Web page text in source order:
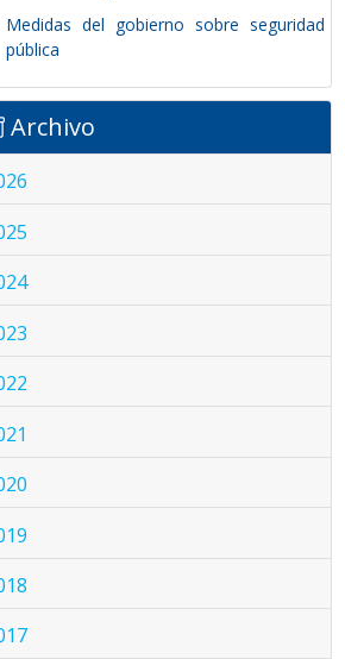
Medidas del gobierno sobre seguridad
pública
Archivo